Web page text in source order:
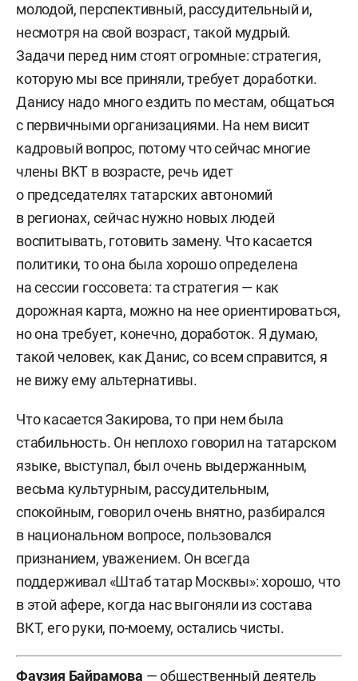
молодой, перспективный, рассудительный и,
несмотря на свой возраст, такой мудрый.
Задачи перед ним стоят огромные: стратегия,
которую мы все приняли, требует доработки.
Данису надо много ездить по местам, общаться
с первичными организациями. На нем висит
кадровый вопрос, потому что сейчас многие
члены ВКТ в возрасте, речь идет
о председателях татарских автономий
в регионах, сейчас нужно новых людей
воспитывать, готовить замену. Что касается
политики, то она была хорошо определена
на сессии госсовета: та стратегия — как
дорожная карта, можно на нее ориентироваться,
но она требует, конечно, доработок. Я думаю,
такой человек, как Данис, со всем справится, я
не вижу ему альтернативы.
Что касается Закирова, то при нем была
стабильность. Он неплохо говорил на татарском
языке, выступал, был очень выдержанным,
весьма культурным, рассудительным,
спокойным, говорил очень внятно, разбирался
в национальном вопросе, пользовался
признанием, уважением. Он всегда
поддерживал «Штаб татар Москвы»: хорошо, что
в этой афере, когда нас выгоняли из состава
ВКТ, его руки, по-моему, остались чисты.
Фаузия Байрамова — общественный деятель